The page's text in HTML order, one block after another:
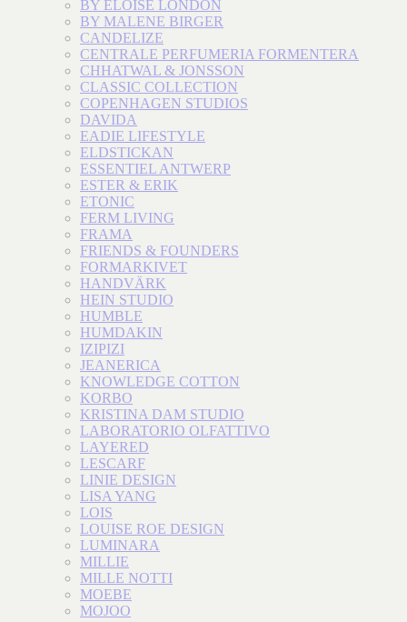
BY ELOISE LONDON
BY MALENE BIRGER
CANDELIZE
CENTRALE PERFUMERIA FORMENTERA
CHHATWAL & JONSSON
CLASSIC COLLECTION
COPENHAGEN STUDIOS
DAVIDA
EADIE LIFESTYLE
ELDSTICKAN
ESSENTIEL ANTWERP
ESTER & ERIK
ETONIC
FERM LIVING
FRAMA
FRIENDS & FOUNDERS
FORMARKIVET
HANDVÄRK
HEIN STUDIO
HUMBLE
HUMDAKIN
IZIPIZI
JEANERICA
KNOWLEDGE COTTON
KORBO
KRISTINA DAM STUDIO
LABORATORIO OLFATTIVO
LAYERED
LESCARF
LINIE DESIGN
LISA YANG
LOIS
LOUISE ROE DESIGN
LUMINARA
MILLIE
MILLE NOTTI
MOEBE
MOJOO